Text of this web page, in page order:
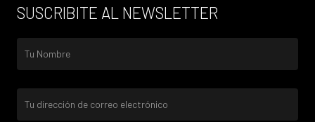
SUSCRIBITE AL NEWSLETTER